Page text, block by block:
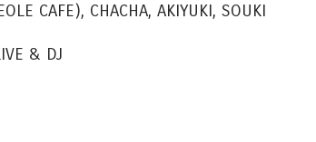
CAFE), CHACHA, AKIYUKI, SOUKI
& DJ